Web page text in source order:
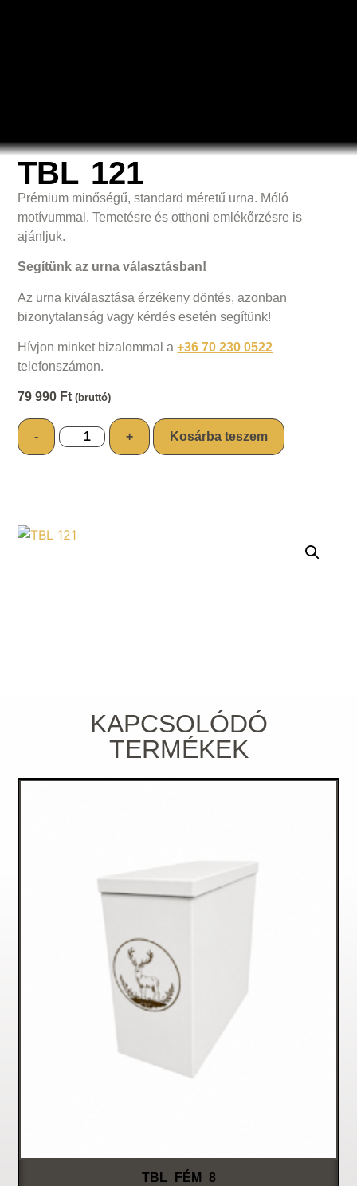
TBL 121
Prémium minőségű, standard méretű urna. Móló
motívummal. Temetésre és otthoni emlékőrzésre is
ajánljuk.
Segítünk az urna választásban!
Az urna kiválasztása érzékeny döntés, azonban
bizonytalanság vagy kérdés esetén segítünk!
Hívjon minket bizalommal a+36 70 230 0522
telefonszámon.
79 990 Ft (bruttó)
- + Kosárba teszem
KAPCSOLÓDÓ
TERMÉKEK
TBL FÉM 8